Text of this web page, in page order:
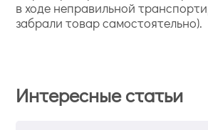
в ходе неправильной
забрали товар самостоятельно).
Интересные статьи